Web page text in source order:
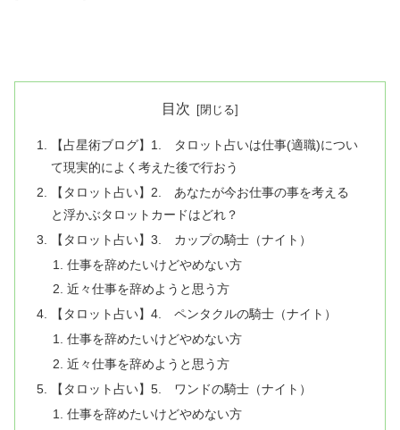
目次
【占星術ブログ】1. タロット占いは仕事(適職)につい
て現実的によく考えた後で行おう
【タロット占い】2. あなたが今お仕事の事を考える
と浮かぶタロットカードはどれ？
【タロット占い】3. カップの騎士（ナイト）
仕事を辞めたいけどやめない方
近々仕事を辞めようと思う方
【タロット占い】4. ペンタクルの騎士（ナイト）
仕事を辞めたいけどやめない方
近々仕事を辞めようと思う方
【タロット占い】5. ワンドの騎士（ナイト）
仕事を辞めたいけどやめない方